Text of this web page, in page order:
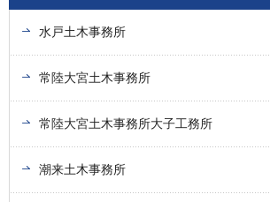
水戸土木事務所
常陸大宮土木事務所
常陸大宮土木事務所大子工務所
潮来土木事務所